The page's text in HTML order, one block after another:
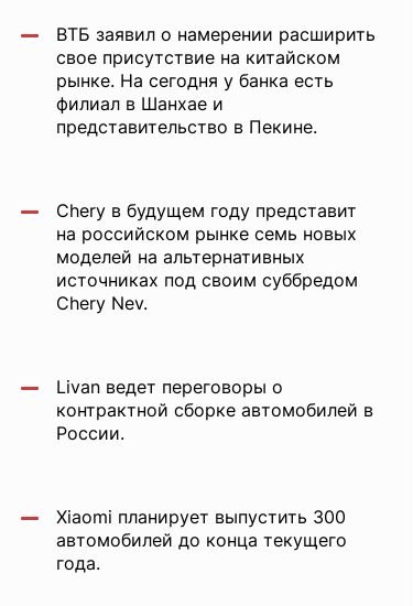
ВТБ заявил о намерении расширить
свое присутствие на китайском
рынке. На сегодня у банка есть
филиал в Шанхае и
представительство в Пекине.
Chery в будущем году представит
на российском рынке семь новых
моделей на альтернативных
источниках под своим суббредом
Chery Nev.
Livan ведет переговоры о
контрактной сборке автомобилей в
России.
Xiaomi планирует выпустить 300
автомобилей до конца текущего
года.